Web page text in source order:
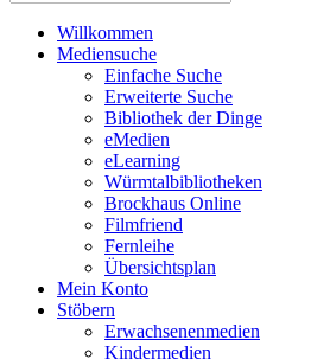
Willkommen
Mediensuche
Einfache Suche
Erweiterte Suche
Bibliothek der Dinge
eMedien
eLearning
Würmtalbibliotheken
Brockhaus Online
Filmfriend
Fernleihe
Übersichtsplan
Mein Konto
Stöbern
Erwachsenenmedien
Kindermedien